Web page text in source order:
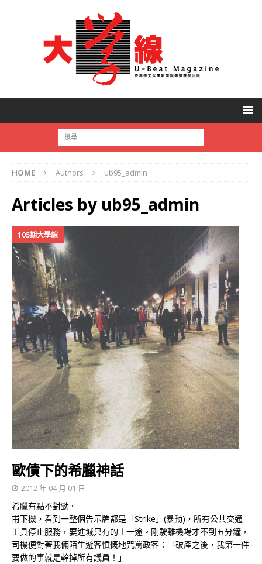
HOME Authors ub95_admin
Articles by ub95_admin
105期大學線
歐債下的希臘神話
2012 年 04 月 01 日
希臘有點不對勁。
甫下機，看到一整個告示牌都是「Strike」(暴動)，所有公共交通
工具停止服務，要進城只有的士一途。剛駛離機場才不到五分鐘，
司機便對著我倆陌生遊客憤慨地咒罵政客：「破產之後，我第一件
要做的事就是幹掉所有議員！」